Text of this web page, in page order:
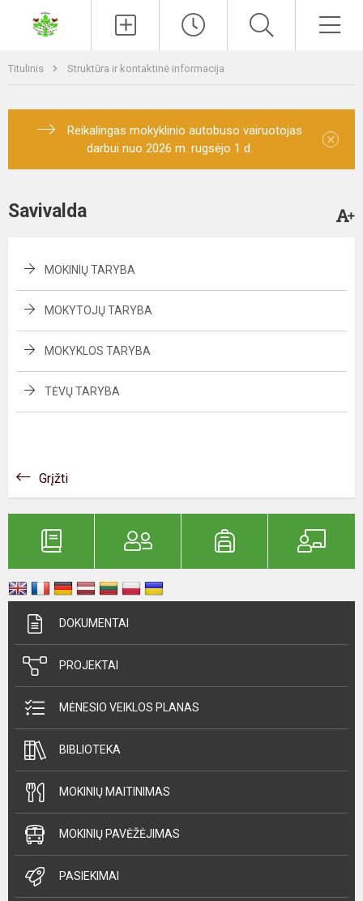
Titulinis Struktūra ir kontaktinė informacija
Reikalingas mokyklinio autobuso vairuotojas
darbui nuo 2026 m. rugsėjo 1 d.
×
Savivalda
MOKINIŲ TARYBA
MOKYTOJŲ TARYBA
MOKYKLOS TARYBA
TĖVŲ TARYBA
Grįžti
DOKUMENTAI
PROJEKTAI
MĖNESIO VEIKLOS PLANAS
BIBLIOTEKA
MOKINIŲ MAITINIMAS
MOKINIŲ PAVĖŽĖJIMAS
PASIEKIMAI